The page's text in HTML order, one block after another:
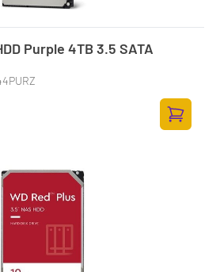
Purple 4TB 3.5 SATA
Zum